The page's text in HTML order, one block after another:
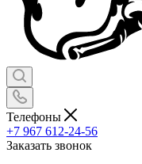
Телефоны
+7 967 612-24-56
Заказать звонок